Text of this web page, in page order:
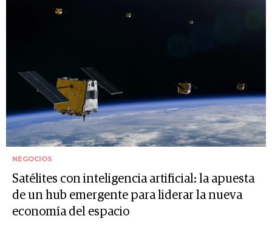
NEGOCIOS
Satélites con inteligencia artificial: la apuesta
de un hub emergente para liderar la nueva
economía del espacio